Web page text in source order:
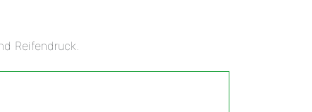
Reifendruck.